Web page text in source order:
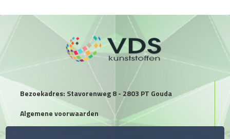
Bezoekadres: Stavorenweg 8 - 2803 PT Gouda
Algemene voorwaarden